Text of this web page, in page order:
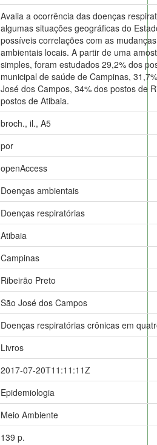
Avalia a ocorrência das doenças
algumas situações geográficas do
possíveis correlações com as
ambientais locais. A partir de uma
simples, foram estudados 29,2% dos
municipal de saúde de Campinas,
José dos Campos, 34% dos postos de
postos de Atibaia.
broch., il., A5
por
openAccess
Doenças ambientais
Doenças respiratórias
Atibaia
Campinas
Ribeirão Preto
São José dos Campos
Doenças respiratórias crônicas em
Livros
2017-07-20T11:11:11Z
Epidemiologia
Meio Ambiente
139 p.